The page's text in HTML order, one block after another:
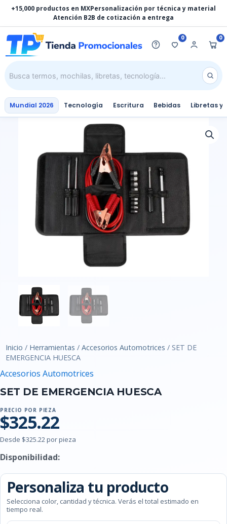
contenido
+15,000 productos en MXPersonalización por técnica y material
Atención B2B de cotización a entrega
0 0
Mundial 2026 Tecnología Escritura Bebidas Libretas y
Inicio / Herramientas /Accesorios Automotrices / SET DE
EMERGENCIA HUESCA
Accesorios Automotrices
SET DE EMERGENCIA HUESCA
PRECIO POR PIEZA
$325.22
Desde $325.22 por pieza
Disponibilidad:
Personaliza tu producto
Selecciona color, cantidad y técnica. Verás el total estimado en
tiempo real.